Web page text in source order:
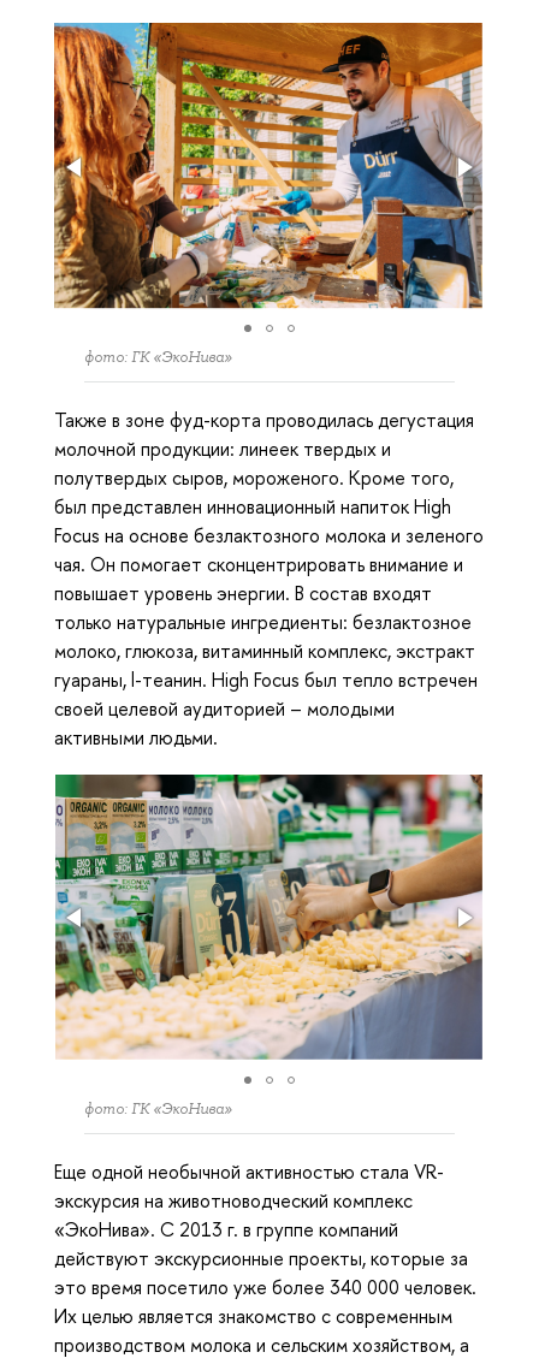
фото: ГК «ЭкоНива»
Также в зоне фуд-корта проводилась дегустация
молочной продукции: линеек твердых и
полутвердых сыров, мороженого. Кроме того,
был представлен инновационный напиток High
Focus на основе безлактозного молока и зеленого
чая. Он помогает сконцентрировать внимание и
повышает уровень энергии. В состав входят
только натуральные ингредиенты: безлактозное
молоко, глюкоза, витаминный комплекс, экстракт
гуараны, l-теанин. High Focus был тепло встречен
своей целевой аудиторией – молодыми
активными людьми.
фото: ГК «ЭкоНива»
Еще одной необычной активностью стала VR-
экскурсия на животноводческий комплекс
«ЭкоНива». С 2013 г. в группе компаний
действуют экскурсионные проекты, которые за
это время посетило уже более 340 000 человек.
Их целью является знакомство с современным
производством молока и сельским хозяйством, а